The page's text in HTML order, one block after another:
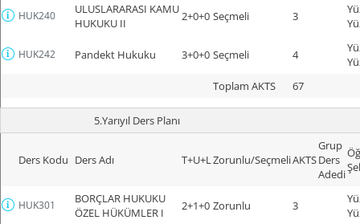
HUK240
ULUSLARARASI KAMU
HUKUKU II
2+0+0 Seçmeli 3
HUK242 Pandekt Hukuku 3+0+0 Seçmeli 4
Toplam AKTS
67
5.Yarıyıl Ders Planı
Ders Kodu Ders Adı T+U+LZorunlu/SeçmeliAKTS
Grup
Ders
Adedi
HUK301
BORÇLAR HUKUKU
ÖZEL HÜKÜMLER I
2+1+0 Zorunlu 3